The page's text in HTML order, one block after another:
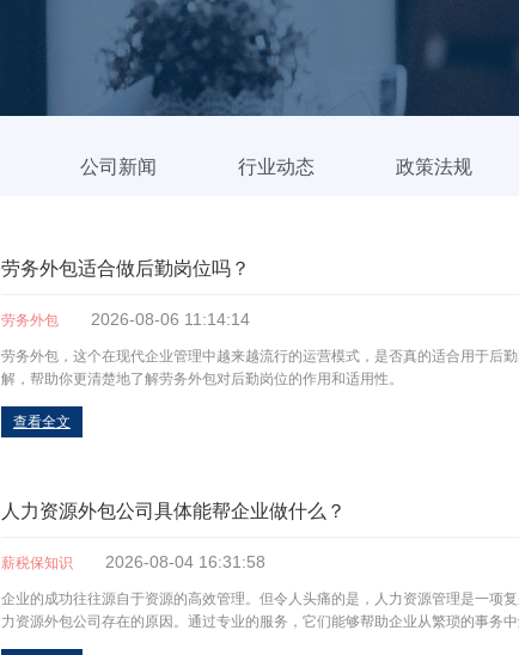
公司新闻 行业动态 政策法规
劳务外包适合做后勤岗位吗？
劳务外包 2026-08-06 11:14:14
劳务外包，这个在现代企业管理中越来越流行的运营模式，是否真的适合用于后
解，帮助你更清楚地了解劳务外包对后勤岗位的作用和适用性。
查看全文
人力资源外包公司具体能帮企业做什么？
薪税保知识 2026-08-04 16:31:58
企业的成功往往源自于资源的高效管理。但令人头痛的是，人力资源管理是一项
力资源外包公司存在的原因。通过专业的服务，它们能够帮助企业从繁琐的事务